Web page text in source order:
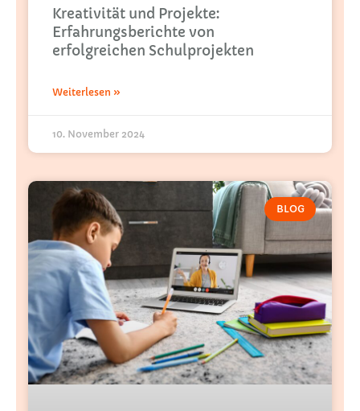
Kreativität und Projekte:
Erfahrungsberichte von
erfolgreichen Schulprojekten
Weiterlesen »
10. November 2024
BLOG